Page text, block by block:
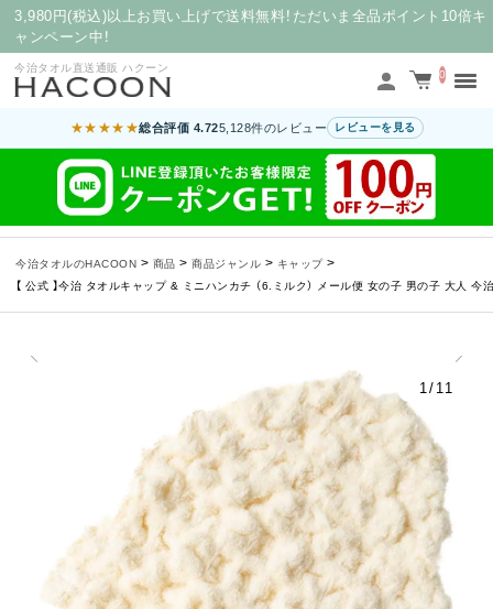
3,980円(税込)以上お買い上げで送料無料！ただいま全品ポイント10倍キ
ャンペーン中！
今治タオル直送通販 ハクーン
0
★★★★★総合評価 4.725,128件のレビュー レビューを見る
今治タオルのHACOON > 商品 > 商品ジャンル > キャップ>
【 公式 】今治 タオルキャップ & ミニハンカチ （6.ミルク） メール便 女の子 男の子 大
1/11